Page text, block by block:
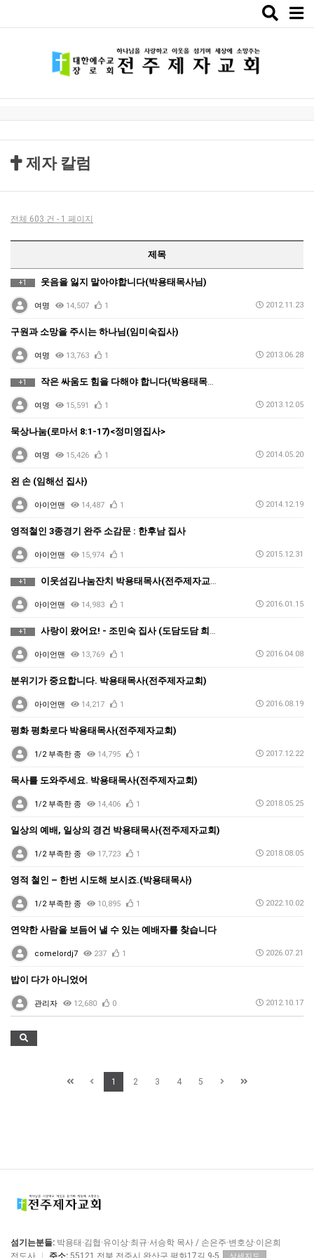
Toggle
제자 칼럼
전체 603 건 - 1 페이지
제목
+1 웃음을 잃지 말아야합니다(박용태목사님)
여명 14,507 1 2012.11.23
구원과 소망을 주시는 하나님(임미숙집사)
여명 13,763 1 2013.06.28
+1 작은 싸움도 힘을 다해야 합니다(박용태목사님)
여명 15,591 1 2013.12.05
묵상나눔(로마서 8:1-17)<정미영집사>
여명 15,426 1 2014.05.20
왼 손 (임해선 집사)
아이언맨 14,487 1 2014.12.19
영적철인 3종경기 완주 소감문 : 한후남 집사
아이언맨 15,974 1 2015.12.31
+1 이웃섬김나눔잔치 박용태목사(전주제자교회)
아이언맨 14,983 1 2016.01.15
+1 사랑이 왔어요! - 조민숙 집사 (도담도담 희망 하우스…
아이언맨 13,769 1 2016.04.08
분위기가 중요합니다. 박용태목사(전주제자교회)
아이언맨 14,217 1 2016.08.19
평화 평화로다 박용태목사(전주제자교회)
1/2 부족한 종 14,795 1 2017.12.22
목사를 도와주세요. 박용태목사(전주제자교회)
1/2 부족한 종 14,406 1 2018.05.25
일상의 예배, 일상의 경건 박용태목사(전주제자교회)
1/2 부족한 종 17,723 1 2018.08.05
영적 철인 – 한번 시도해 보시죠.(박용태목사)
1/2 부족한 종 10,895 1 2022.10.02
연약한 사람을 보듬어 낼 수 있는 예배자를 찾습니다
comelordj7 237 1 2026.07.21
밥이 다가 아니었어
관리자 12,680 0 2012.10.17
1 2 3 4 5
섬기는분들: 박용태·김협·유이상·최규·서승학 목사 / 손은주·변호상·이은희